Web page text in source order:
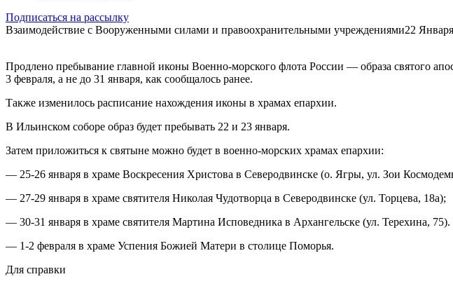
Подписаться на рассылку
Взаимодействие с Вооруженными силами и правоохранительными учреждениями22
Продлено пребывание главной иконы Военно-морского флота России — образа святого
3 февраля, а не до 31 января, как сообщалось ранее.
Также изменилось расписание нахождения иконы в храмах епархии.
В Ильинском соборе образ будет пребывать 22 и 23 января.
Затем приложиться к святыне можно будет в военно-морских храмах епархии:
— 25-26 января в храме Воскресения Христова в Северодвинске (о. Ягры, ул. Зои
— 27-29 января в храме святителя Николая Чудотворца в Северодвинске (ул. Торцева, 18а);
— 30-31 января в храме святителя Мартина Исповедника в Архангельске (ул. Терехина,
— 1-2 февраля в храме Успения Божией Матери в столице Поморья.
Для справки